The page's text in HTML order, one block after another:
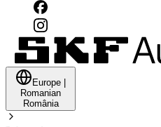
Europe
Romanian
România